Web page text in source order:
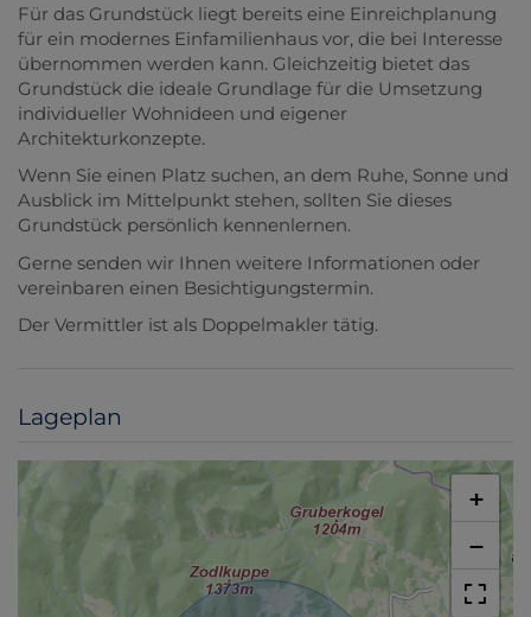
Für das Grundstück liegt bereits eine Einreichplanung
für ein modernes Einfamilienhaus vor, die bei Interesse
übernommen werden kann. Gleichzeitig bietet das
Grundstück die ideale Grundlage für die Umsetzung
individueller Wohnideen und eigener
Architekturkonzepte.
Wenn Sie einen Platz suchen, an dem Ruhe, Sonne und
Ausblick im Mittelpunkt stehen, sollten Sie dieses
Grundstück persönlich kennenlernen.
Gerne senden wir Ihnen weitere Informationen oder
vereinbaren einen Besichtigungstermin.
Der Vermittler ist als Doppelmakler tätig.
Lageplan
+
−